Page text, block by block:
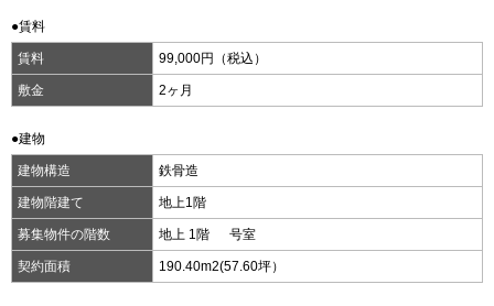
●賃料
賃料 99,000円（税込）
敷金 2ヶ月
●建物
建物構造 鉄骨造
建物階建て 地上1階
募集物件の階数 地上 1階 号室
契約面積 190.40m2(57.60坪）